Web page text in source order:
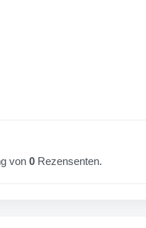
von 0 Rezensenten.